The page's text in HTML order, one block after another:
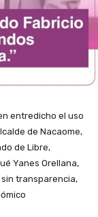
entredicho el uso
de Nacaome,
de Libre,
Yanes Orellana,
transparencia,